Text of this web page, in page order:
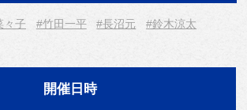
々子 #竹田一平 #長沼元 #鈴木涼太
開催日時